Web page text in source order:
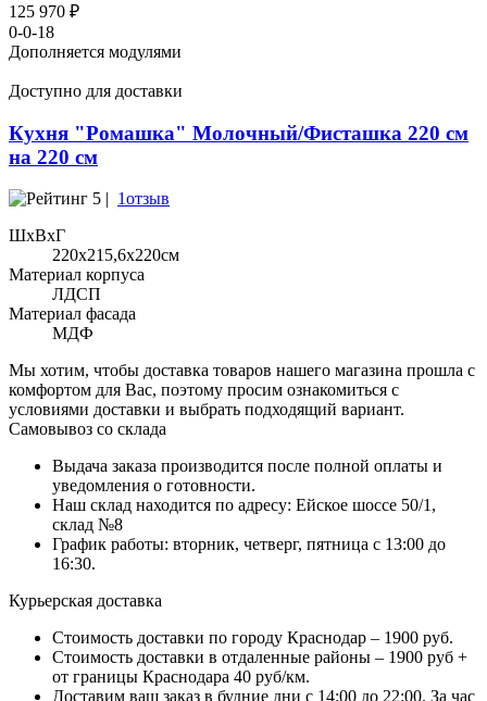
125 970 ₽
0-0-18
Дополняется модулями
Доступно для доставки
Кухня "Ромашка" Молочный/Фисташка 220 см
на 220 см
5 | 1отзыв
ШхВхГ
220x215,6х220см
Материал корпуса
ЛДСП
Материал фасада
МДФ
Мы хотим, чтобы доставка товаров нашего магазина прошла с
комфортом для Вас, поэтому просим ознакомиться с
условиями доставки и выбрать подходящий вариант.
Самовывоз со склада
Выдача заказа производится после полной оплаты и
уведомления о готовности.
Наш склад находится по адресу: Ейское шоссе 50/1,
склад №8
График работы: вторник, четверг, пятница с 13:00 до
16:30.
Курьерская доставка
Стоимость доставки по городу Краснодар – 1900 руб.
Стоимость доставки в отдаленные районы – 1900 руб +
от границы Краснодара 40 руб/км.
Доставим ваш заказ в будние дни с 14:00 до 22:00. За час